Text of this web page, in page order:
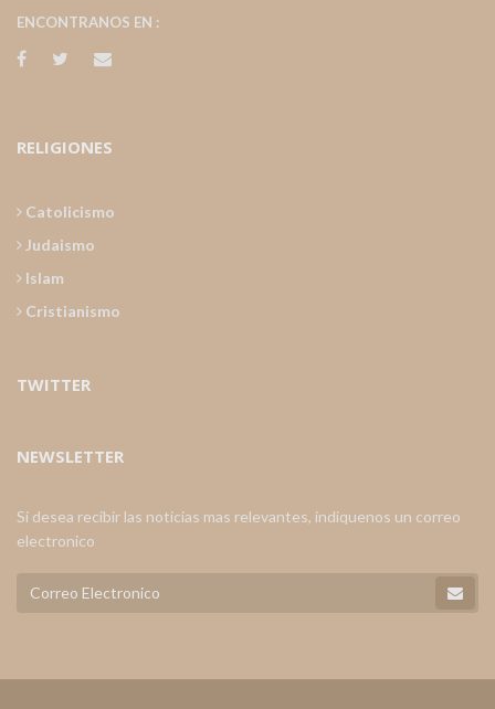
ENCONTRANOS EN :
RELIGIONES
Catolicismo
Judaismo
Islam
Cristianismo
TWITTER
NEWSLETTER
Si desea recibir las noticias mas relevantes, indiquenos un correo
electronico